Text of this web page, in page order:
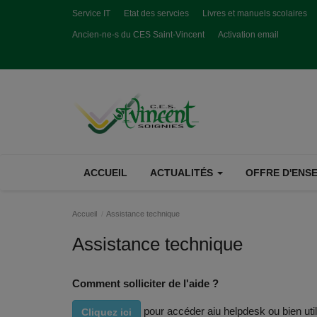
Service IT Etat des servcies Livres et manuels scolaires
Ancien-ne-s du CES Saint-Vincent Activation email
ACCUEIL ACTUALITÉS OFFRE
Accueil Assistance technique
Assistance technique
Comment solliciter de l'aide ?
Cliquez ici pour accéder aiu helpdesk ou bien